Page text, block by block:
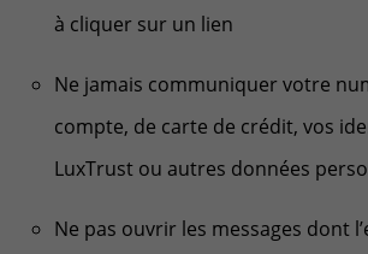
à cliquer sur un lien
Ne jamais communiquer votre
compte, de carte de crédit, vos
LuxTrust ou autres données
Ne pas ouvrir les messages dont